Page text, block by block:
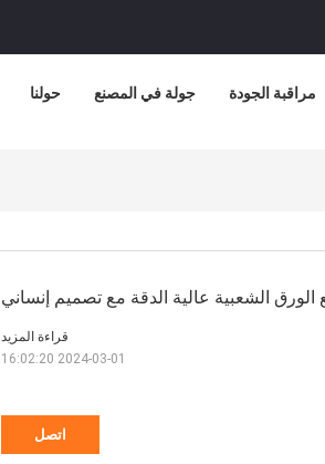
حولنا جولة في المصنع مراقبة الجودة
الورق الشعبية عالية الدقة مع تصميم إنساني
اتصل
قراءة المزيد
2024-03-01 16:02:20